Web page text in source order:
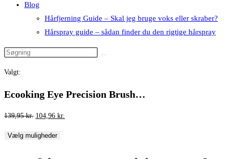
Blog
Hårfjerning Guide – Skal jeg bruge voks eller skraber?
Hårspray guide – sådan finder du den rigtige hårspray
Valgt:
Ecooking Eye Precision Brush…
139,95kr. Den
pris
104,96 kr.
Vælg muligheder